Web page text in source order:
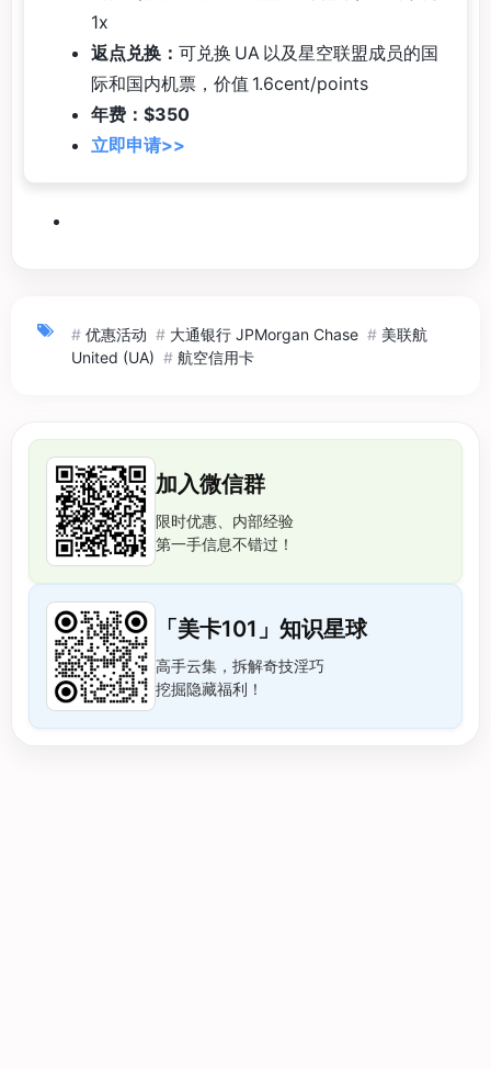
1x
返点兑换： 可兑换 UA 以及星空联盟成员的国
际和国内机票，价值 1.6cent/points
年费：$350
立即申请>>
# 优惠活动 # 大通银行 JPMorgan Chase # 美联航
United (UA) # 航空信用卡
加入微信群
限时优惠、内部经验
第一手信息不错过！
「美卡101」知识星球
高手云集，拆解奇技淫巧
挖掘隐藏福利！